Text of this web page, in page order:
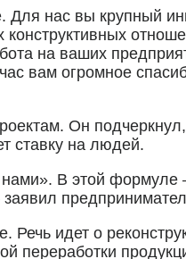
Для нас вы крупный
на ваших
вам огромное
Он
ставку на людей.
В этой формуле
заявил
идет о
переработки